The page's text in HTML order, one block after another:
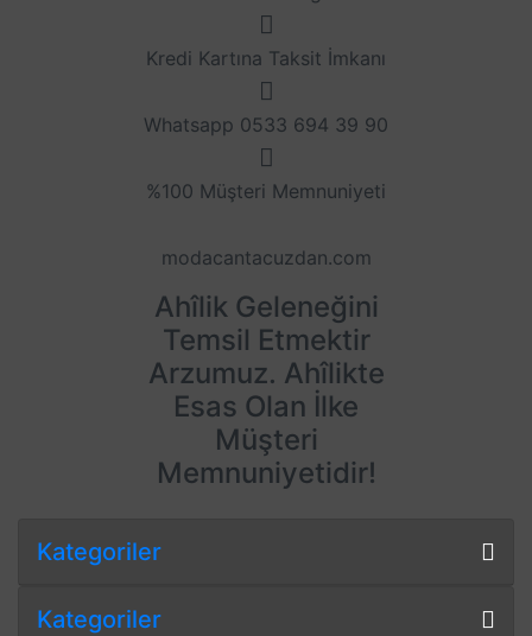
Kredi Kartına Taksit İmkanı
Whatsapp 0533 694 39 90
%100 Müşteri Memnuniyeti
modacantacuzdan.com
Ahîlik Geleneğini
Temsil Etmektir
Arzumuz. Ahîlikte
Esas Olan İlke
Müşteri
Memnuniyetidir!
Kategoriler
Kategoriler